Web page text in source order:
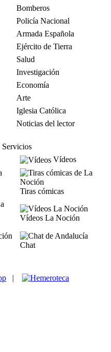
Bomberos
Policía Nacional
Armada Española
Ejército de Tierra
Salud
Investigación
Economía
Arte
Iglesia Católica
Noticias del lector
Servicios
Vídeos
Tiras cómicas
Vídeos La Noción
Chat
|